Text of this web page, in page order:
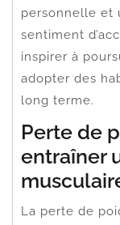
personnelle et
sentiment
inspirer à
adopter des
long terme.
Perte de
entraîner
La perte de